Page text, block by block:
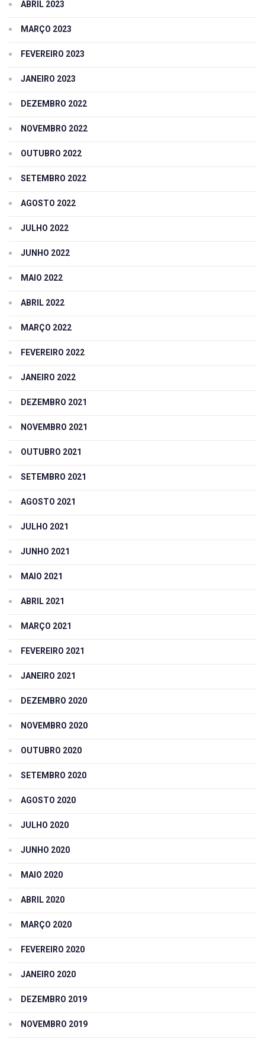
ABRIL 2023
MARÇO 2023
FEVEREIRO 2023
JANEIRO 2023
DEZEMBRO 2022
NOVEMBRO 2022
OUTUBRO 2022
SETEMBRO 2022
AGOSTO 2022
JULHO 2022
JUNHO 2022
MAIO 2022
ABRIL 2022
MARÇO 2022
FEVEREIRO 2022
JANEIRO 2022
DEZEMBRO 2021
NOVEMBRO 2021
OUTUBRO 2021
SETEMBRO 2021
AGOSTO 2021
JULHO 2021
JUNHO 2021
MAIO 2021
ABRIL 2021
MARÇO 2021
FEVEREIRO 2021
JANEIRO 2021
DEZEMBRO 2020
NOVEMBRO 2020
OUTUBRO 2020
SETEMBRO 2020
AGOSTO 2020
JULHO 2020
JUNHO 2020
MAIO 2020
ABRIL 2020
MARÇO 2020
FEVEREIRO 2020
JANEIRO 2020
DEZEMBRO 2019
NOVEMBRO 2019